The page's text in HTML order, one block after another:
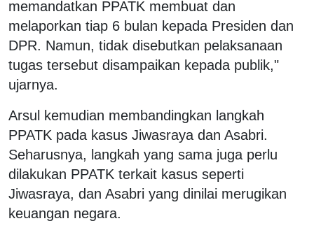
memandatkan PPATK membuat dan
melaporkan tiap 6 bulan kepada Presiden dan
DPR. Namun, tidak disebutkan pelaksanaan
tugas tersebut disampaikan kepada publik,"
ujarnya.
Arsul kemudian membandingkan langkah
PPATK pada kasus Jiwasraya dan Asabri.
Seharusnya, langkah yang sama juga perlu
dilakukan PPATK terkait kasus seperti
Jiwasraya, dan Asabri yang dinilai merugikan
keuangan negara.